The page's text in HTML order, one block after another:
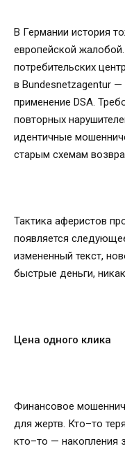
В Германии история
европейской
потребительских
в Bundesnetzagentur
применение DSA.
повторных
идентичные
старым схемам
Тактика аферистов
появляется
измененный текст,
быстрые деньги,
Цена одного клика
Финансовое
для жертв. Кто–то
кто–то — накопления